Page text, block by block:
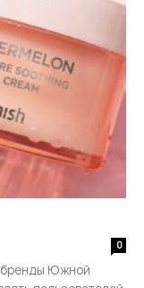
0
бренды Южной